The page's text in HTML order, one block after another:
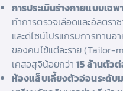
การประเมินร่างกายแบบเฉพ
ทำการตรวจเลือดและอัลตรา
และดีไซน์โปรแกรมการทานอ
ของคนไข้แต่ละราย (Tailor-
เคสอสุจิน้อยกว่า15 ล้านตัว
ห้องแล็บเลี้ยงตัวอ่อนระดับ